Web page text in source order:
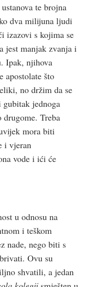
te brojna
dva milijuna ljudi
izazovi s kojima se
jest manjak zvanja i
Ipak, njihova
apostolate što
no držim da se
gubitak jednoga
drugome. Treba
mora biti
i vjeran
vode i ići će
u odnosu na
i teškom
nade, nego biti s
Ovu su
shvatili, a jedan